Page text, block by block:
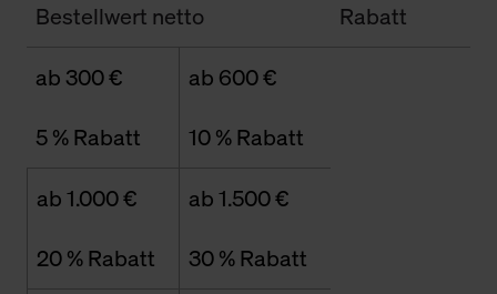
Bestellwert netto Rabatt
ab 300 €
5 % Rabatt
ab 600 €
10 % Rabatt
ab 1.000 €
20 % Rabatt
ab 1.500 €
30 % Rabatt